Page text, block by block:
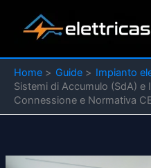
contenuto
Home Guide
Impianto
Sistemi di Accumulo (SdA) e
Connessione e Normativa